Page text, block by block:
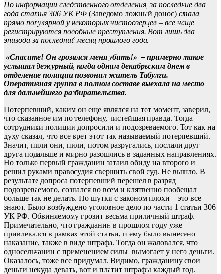
По информации следственного отделения, за последние два
года статья 306 УК РФ (Заведомо ложный донос) стала
прямо популярной у некоторых чистоозерцев – все чаще
регистрируются подобные преступления. Вот лишь два
эпизода за последний месяц прошлого года.
«Спасите! Он грозился меня убить!» – примерно такое
услышал дежурный, когда одним декабрьским днем в
отделение полиции позвонил житель Табулги.
Оперативная группа в полном составе выехала на место
для дальнейшего разбирательства.
Потерпевший, каким он еще являлся на тот момент, заверил,
что сказанное им по телефону, чистейшая правда. Тогда
сотрудники полиции допросили и подозреваемого. Тот как на
духу сказал, что все врет этот так называемый потерпевший.
Значит, пили они, пили, потом разругались, послали друг
друга подальше и мирно разошлись в заданных направлениях.
Но только первый гражданин затаил обиду на второго и
решил руками правосудия свершить свой суд. Не вышло. В
результате допроса потерпевший перешел в разряд
подозреваемого, сознался во всем и клятвенно пообещал
больше так не делать. Но шутки с законом плохи – это все
знают. Было возбуждено уголовное дело по части 1 статьи 306
УК РФ. Обвиняемому грозит весьма приличный штраф.
Примечательно, что гражданин в прошлом году уже
привлекался в рамках этой статьи, и ему было вынесено
наказание, также в виде штрафа. Тогда он жаловался, что
односельчанин с применением силы вымогает у него деньги.
Оказалось, тоже все придумал. Видимо, гражданину свои
деньги некуда девать, вот и платит штрафы каждый год.